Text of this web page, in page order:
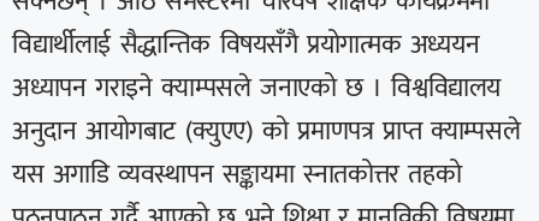
विद्यार्थीलाई सैद्धान्तिक विषयसँगै प्रयोगात्मक अध्ययन
अध्यापन गराइने क्याम्पसले जनाएको छ । विश्वविद्यालय
अनुदान आयोगबाट (क्युएए) को प्रमाणपत्र प्राप्त क्याम्पसले
यस अगाडि व्यवस्थापन सङ्कायमा स्नातकोत्तर तहको